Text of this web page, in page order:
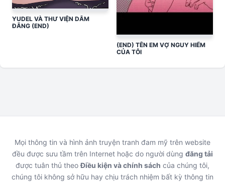
YUDEL VÀ THƯ VIỆN DÂM
ĐÃNG (END)
(END) TÊN EM VỢ NGUY HIỂM
CỦA TÔI
Mọi thông tin và hình ảnh truyện tranh đam mỹ trên website
đều được sưu tầm trên Internet hoặc do người dùng đăng tải
được tuân thủ theoĐiều kiện và chính sách của chúng tôi,
chúng tôi không sở hữu hay chịu trách nhiệm bất kỳ thông tin